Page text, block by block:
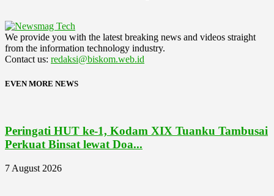
We provide you with the latest breaking news and videos straight
from the information technology industry.
Contact us: redaksi@biskom.web.id
EVEN MORE NEWS
Peringati HUT ke-1, Kodam XIX Tuanku Tambusai
Perkuat Binsat lewat Doa...
7 August 2026